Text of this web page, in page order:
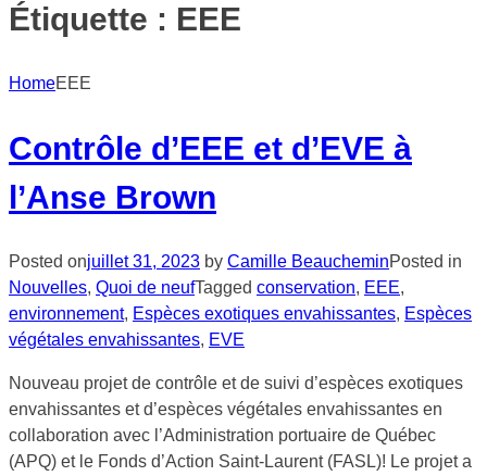
Étiquette : EEE
HomeEEE
Contrôle d’EEE et d’EVE à
l’Anse Brown
Posted onjuillet 31, 2023 by Camille BeaucheminPosted in
Nouvelles, Quoi de neufTagged conservation, EEE,
environnement, Espèces exotiques envahissantes, Espèces
végétales envahissantes, EVE
Nouveau projet de contrôle et de suivi d’espèces exotiques
envahissantes et d’espèces végétales envahissantes en
collaboration avec l’Administration portuaire de Québec
(APQ) et le Fonds d’Action Saint-Laurent (FASL)! Le projet a